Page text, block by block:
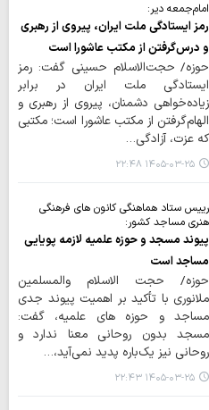
امام‌جمعه دیر:
رمز ایستادگی ملت ایران، پیروی از رهبری
و درس‌گرفتن از مکتب عاشورا است
حوزه/ حجت‌الاسلام حسینی گفت: رمز
ایستادگی ملت ایران در برابر
زیاده‌خواهی دشمنان، پیروی از رهبری و
الهام‌گرفتن از مکتب عاشورا است؛ مکتبی
که عزت، آزادگی…
۱۴۰۵-۰۳-۲۵ ۲۲:۴۸
رییس ستاد هماهنگی کانون های فرهنگی
هنری مساجد کشور:
پیوند مسجد و حوزه علمیه لازمه پویایی
مساجد است
حوزه/ حجت الاسلام والمسلمین
ملانوری با تأکید بر اهمیت پیوند جدی
مساجد و حوزه های علمیه، گفت:
مسجد بدون روحانی معنا ندارد و
روحانی نیز یک‌باره پدید نمی‌آید،…
۱۴۰۵-۰۳-۲۵ ۲۲:۴۳